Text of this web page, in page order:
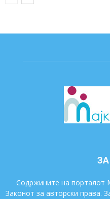
Содржините на порталот
Законот за авторски права.